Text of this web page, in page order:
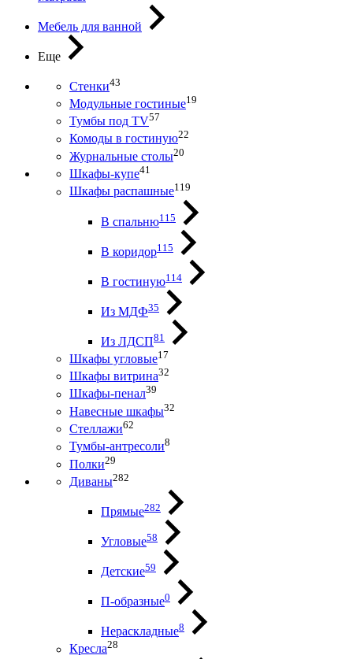
Мебель для ванной
Еще
Стенки43
Модульные гостиные19
Тумбы под ТV57
Комоды в гостиную22
Журнальные столы20
Шкафы-купе41
Шкафы распашные119
В спальню115
В коридор115
В гостиную114
Из МДФ35
Из ЛДСП81
Шкафы угловые17
Шкафы витрина32
Шкафы-пенал39
Навесные шкафы32
Стеллажи62
Тумбы-антресоли8
Полки29
Диваны282
Прямые282
Угловые58
Детские59
П-образные0
Нераскладные8
Кресла28